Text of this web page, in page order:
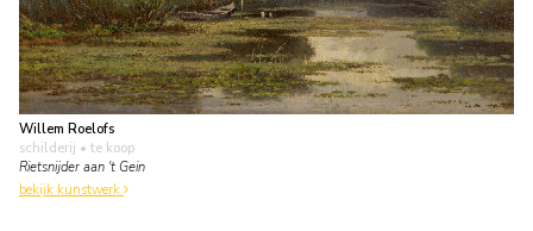
Willem Roelofs
schilderij • te koop
Rietsnijder aan 't Gein
bekijk kunstwerk